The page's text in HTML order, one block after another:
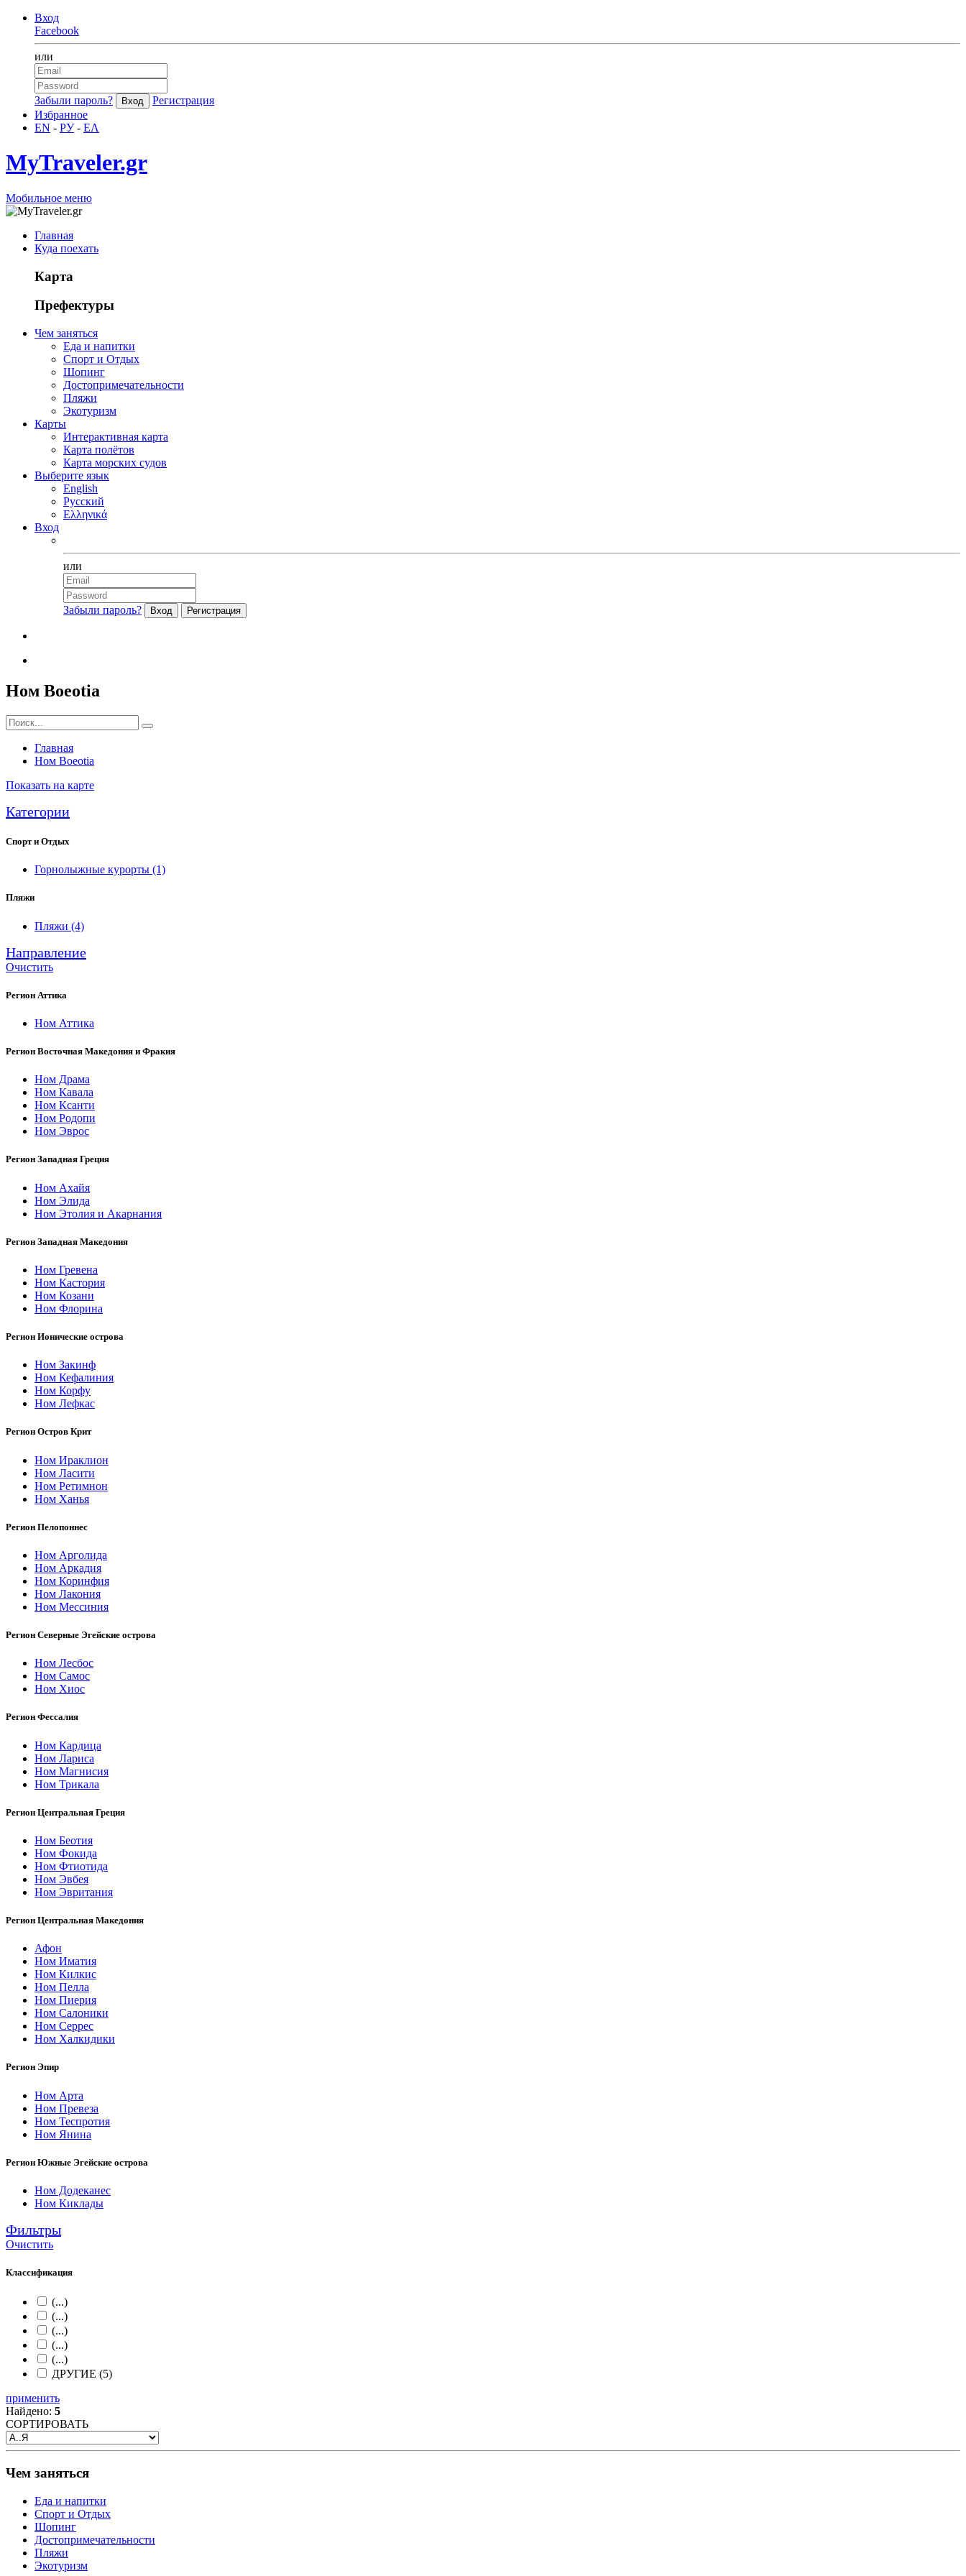
Вход
Facebook
или
Забыли пароль?
Регистрация
Избранное
EN - РУ- ΕΛ
MyTraveler.gr
Мобильное меню
Главная
Куда поехать
Карта
Префектуры
Чем заняться
Еда и напитки
Спорт и Отдых
Шопинг
Достопримечательности
Пляжи
Экотуризм
Карты
Интерактивная карта
Карта полётов
Карта морских судов
Выберите язык
English
Русский
Ελληνικά
Вход
или
Забыли пароль?
Ном Boeotia
Главная
Ном Boeotia
Показать на карте
Категории
Спорт и Отдых
Горнолыжные курорты (1)
Пляжи
Пляжи (4)
Направление
Очистить
Регион Аттика
Ном Аттика
Регион Восточная Македония и Фракия
Ном Драма
Ном Кавала
Ном Ксанти
Ном Родопи
Ном Эврос
Регион Западная Греция
Ном Ахайя
Ном Элида
Ном Этолия и Акарнания
Регион Западная Македония
Ном Гревена
Ном Кастория
Ном Козани
Ном Флорина
Регион Ионические острова
Ном Закинф
Ном Кефалиния
Ном Корфу
Ном Лефкас
Регион Остров Крит
Ном Ираклион
Ном Ласити
Ном Ретимнон
Ном Ханья
Регион Пелопоннес
Ном Арголида
Ном Аркадия
Ном Коринфия
Ном Лакония
Ном Мессиния
Регион Северные Эгейские острова
Ном Лесбос
Ном Самос
Ном Хиос
Регион Фессалия
Ном Кардица
Ном Лариса
Ном Магнисия
Ном Трикала
Регион Центральная Греция
Ном Беотия
Ном Фокида
Ном Фтиотида
Ном Эвбея
Ном Эвритания
Регион Центральная Македония
Афон
Ном Иматия
Ном Килкис
Ном Пелла
Ном Пиерия
Ном Салоники
Ном Серрес
Ном Халкидики
Регион Эпир
Ном Арта
Ном Превеза
Ном Теспротия
Ном Янина
Регион Южные Эгейские острова
Ном Додеканес
Ном Киклады
Фильтры
Очистить
Классификация
(...)
(...)
(...)
(...)
(...)
ДРУГИЕ (5)
применить
Найдено: 5
СОРТИРОВАТЬ
Чем заняться
Еда и напитки
Спорт и Отдых
Шопинг
Достопримечательности
Пляжи
Экотуризм